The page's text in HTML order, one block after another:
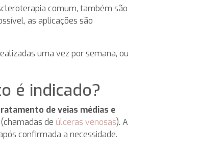
comum, também são
as aplicações são
uma vez por semana, ou
é indicado?
de veias médias e
de úlceras venosas). A
confirmada a necessidade.